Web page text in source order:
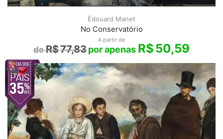
Édouard Manet
No Conservatório
A partir de
R$77,83 R$50,59